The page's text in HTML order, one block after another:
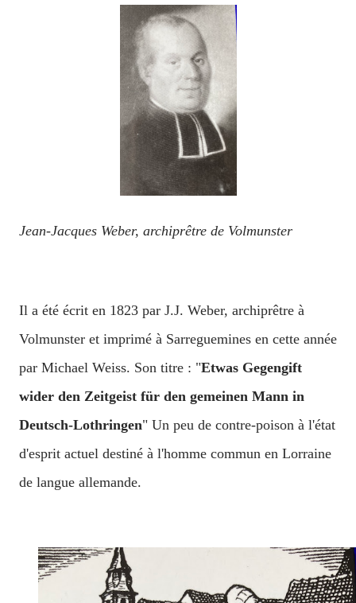
Jean-Jacques Weber, archiprêtre de Volmunster
Il a été écrit en 1823 par J.J. Weber, archiprêtre à
Volmunster et imprimé à Sarreguemines en cette année
par Michael Weiss. Son titre : "Etwas Gegengift
wider den Zeitgeist für den gemeinen Mann in
Deutsch-Lothringen" Un peu de contre-poison à l'état
d'esprit actuel destiné à l'homme commun en Lorraine
de langue allemande.